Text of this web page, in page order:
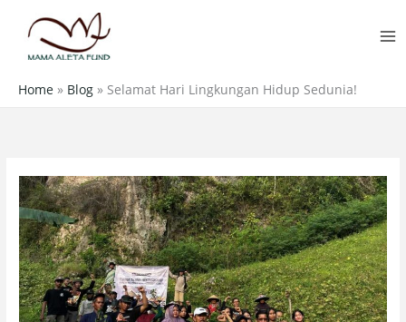
content
Home » Blog » Selamat Hari Lingkungan Hidup Sedunia!